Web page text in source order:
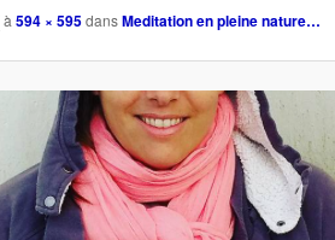
à 594 × 595dansMeditation en pleine nature…